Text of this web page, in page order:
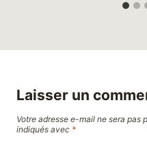
Laisser un
Votre adresse e-mail ne sera pas
indiqués avec *